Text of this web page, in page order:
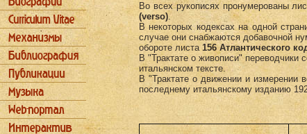
Во всеx рукописях пронумерованы
(verso).
В некоторых кодексах на одной
случае они снабжаются добавочной
обороте листа 156 Атлантического
В "Трактате о живописи"
итальянском тексте.
В "Трактате о движении и измерении
последнему итальянскому изданию